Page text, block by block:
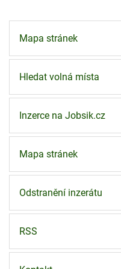
Mapa stránek
Hledat volná místa
Inzerce na Jobsik.cz
Mapa stránek
Odstranění inzerátu
RSS